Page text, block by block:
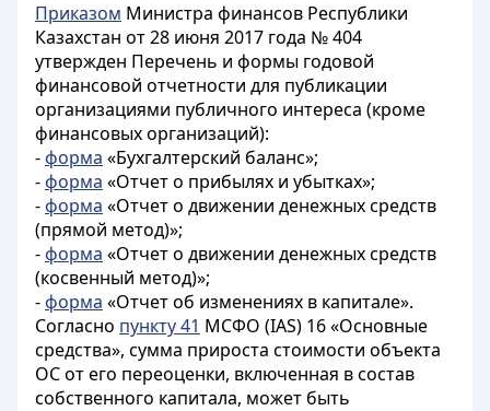
Приказом Министра финансов Республики
Казахстан от 28 июня 2017 года № 404
утвержден Перечень и формы годовой
финансовой отчетности для публикации
организациями публичного интереса (кроме
финансовых организаций):
-форма «Бухгалтерский баланс»;
-форма «Отчет о прибылях и убытках»;
-форма «Отчет о движении денежных средств
(прямой метод)»;
-форма «Отчет о движении денежных средств
(косвенный метод)»;
-форма «Отчет об изменениях в капитале».
Согласно пункту 41 МСФО (IAS) 16 «Основные
средства», сумма прироста стоимости объекта
ОС от его переоценки, включенная в состав
собственного капитала, может быть